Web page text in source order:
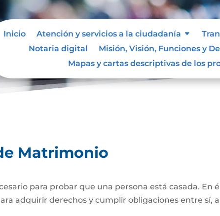
Inicio Atención y servicios a la ciudadanía
Notaria digital
Misión, Visión, Funciones y
Mapas y cartas descriptivas de los
Registro Civil de Matrimonio
Matrimonio
para probar que una persona está casada. En
adquirir derechos y cumplir obligaciones entre sí,